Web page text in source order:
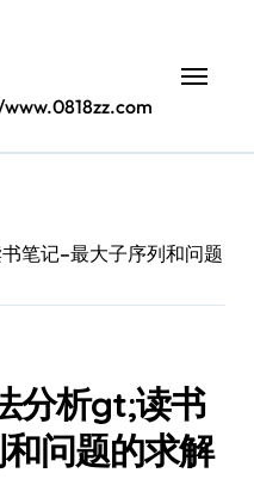
笔记–最大子序列和问题
分析gt;读书
问题的求解